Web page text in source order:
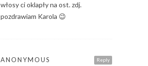
włosy ci oklapły na ost. zdj.
pozdrawiam Karola 😉
Reply
ANONYMOUS